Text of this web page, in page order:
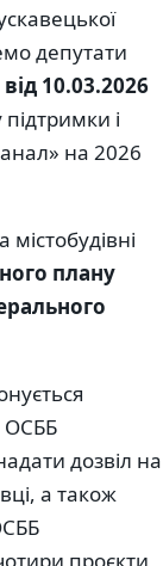
депутати
10.03.2026
і
на 2026
плану
ОСББ
дозвіл на
а також
проєкти